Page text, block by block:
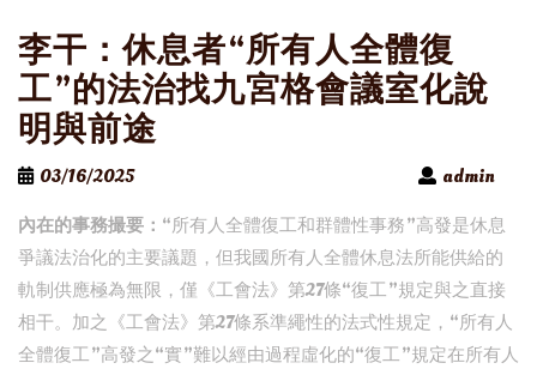
李干：休息者“所有人全體復
工”的法治找九宮格會議室化說
明與前途
03/16/2025
admin
內在的事務撮要： “所有人全體復工和群體性事務”高發是休息
爭議法治化的主要議題，但我國所有人全體休息法所能供給的
軌制供應極為無限，僅《工會法》第27條“復工”規定與之直接
相干。加之《工會法》第27條系準繩性的法式性規定，“所有人
全體復工”高發之“實”難以經由過程虛化的“復工”規定在所有人